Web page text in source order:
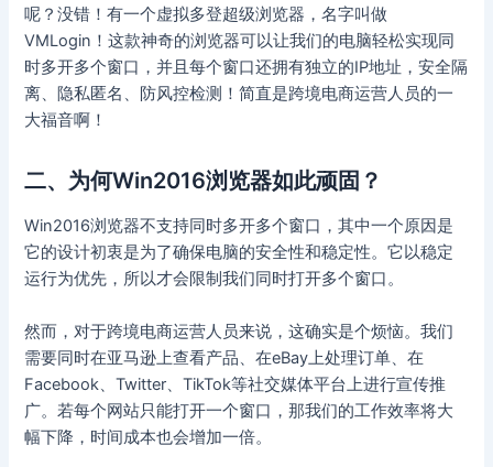
呢？没错！有一个虚拟多登超级浏览器，名字叫做
VMLogin！这款神奇的浏览器可以让我们的电脑轻松实现同
时多开多个窗口，并且每个窗口还拥有独立的IP地址，安全隔
离、隐私匿名、防风控检测！简直是跨境电商运营人员的一
大福音啊！
二、为何Win2016浏览器如此顽固？
Win2016浏览器不支持同时多开多个窗口，其中一个原因是
它的设计初衷是为了确保电脑的安全性和稳定性。它以稳定
运行为优先，所以才会限制我们同时打开多个窗口。
然而，对于跨境电商运营人员来说，这确实是个烦恼。我们
需要同时在亚马逊上查看产品、在eBay上处理订单、在
Facebook、Twitter、TikTok等社交媒体平台上进行宣传推
广。若每个网站只能打开一个窗口，那我们的工作效率将大
幅下降，时间成本也会增加一倍。